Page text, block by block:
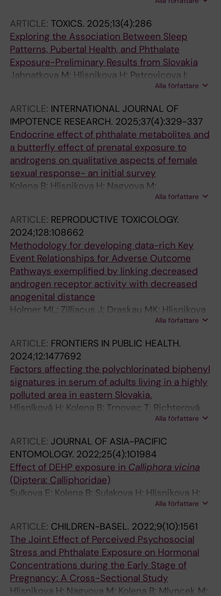
ARTICLE: TOXICS. 2025;13(4):286
Exploring the Association Between Sleep
Patterns, Pubertal Health, and Phthalate
Exposure-Preliminary Results from Slovakia
Jahnatkova M; Hlisnikova H; Petrovicova I;
Alla författare
ARTICLE: INTERNATIONAL JOURNAL OF
IMPOTENCE RESEARCH. 2025;37(4):329-337
Endocrine effect of phthalate metabolites and
a butterfly effect of prenatal exposure to
androgens on qualitative aspects of female
sexual response- an initial survey
Kolena B; Hlisnikova H; Nagyova M;
Orendacova K; Vondrakova M; Petrovicova I;
Alla författare
ARTICLE: REPRODUCTIVE TOXICOLOGY.
2024;128:108662
Methodology for developing data-rich Key
Event Relationships for Adverse Outcome
Pathways exemplified by linking decreased
androgen receptor activity with decreased
anogenital distance
Holmer ML; Zilliacus J; Draskau MK; Hlisnikova
Alla författare
ARTICLE: FRONTIERS IN PUBLIC HEALTH.
2024;12:1477692
Factors affecting the polychlorinated biphenyl
signatures in serum of adults living in a highly
polluted area in eastern Slovakia.
Hlisníková H; Kolena B; Trnovec T; Richterová
Bagratuni D; Patayová H; Čonka K; Drobná B;
Petrovičová I; Nagyová M; Palkovičová
Murínová Ľ
Alla författare
ARTICLE: JOURNAL OF ASIA-PACIFIC
ENTOMOLOGY. 2022;25(4):101984
Effect of DEHP exposure in Calliphora vicina
(Diptera: Calliphoridae)
Sulkova E; Kolena B; Sulakova H; Hlisnikova H;
Nagyova M; Polacikova Z; Babosova R;Alla författare
ARTICLE: CHILDREN-BASEL. 2022;9(10):1561
The Joint Effect of Perceived Psychosocial
Stress and Phthalate Exposure on Hormonal
Concentrations during the Early Stage of
Pregnancy: A Cross-Sectional Study
Hlisnikova H; Nagyova M; Kolena B; Mlyncek M;